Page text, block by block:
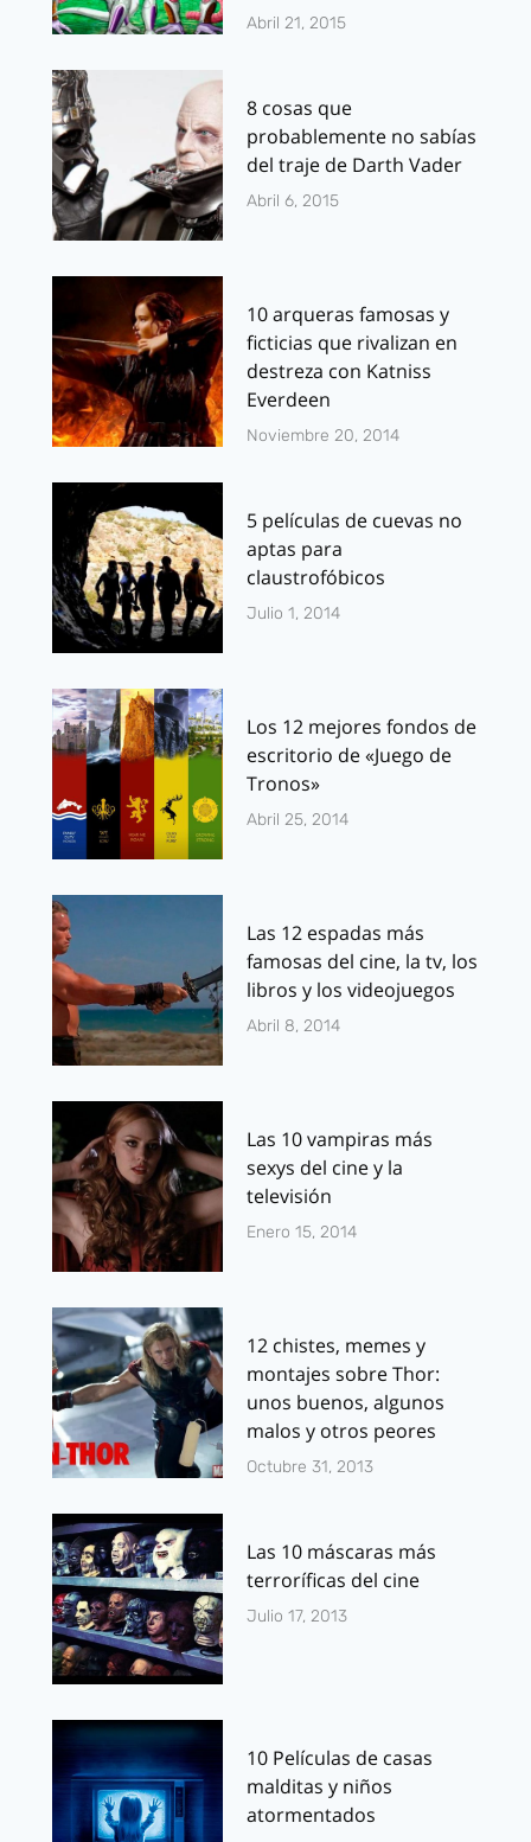
Abril 21, 2015
8 cosas que
probablemente no sabías
del traje de Darth Vader
Abril 6, 2015
10 arqueras famosas y
ficticias que rivalizan en
destreza con Katniss
Everdeen
Noviembre 20, 2014
5 películas de cuevas no
aptas para
claustrofóbicos
Julio 1, 2014
Los 12 mejores fondos de
escritorio de «Juego de
Tronos»
Abril 25, 2014
Las 12 espadas más
famosas del cine, la tv, los
libros y los videojuegos
Abril 8, 2014
Las 10 vampiras más
sexys del cine y la
televisión
Enero 15, 2014
12 chistes, memes y
montajes sobre Thor:
unos buenos, algunos
malos y otros peores
Octubre 31, 2013
Las 10 máscaras más
terroríficas del cine
Julio 17, 2013
10 Películas de casas
malditas y niños
atormentados